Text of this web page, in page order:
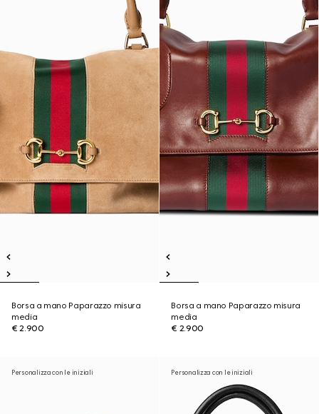
Borsa a mano Paparazzo misura
media
€ 2.900
Borsa a mano Paparazzo misura
media
€ 2.900
Personalizza con le iniziali Personalizza con le iniziali